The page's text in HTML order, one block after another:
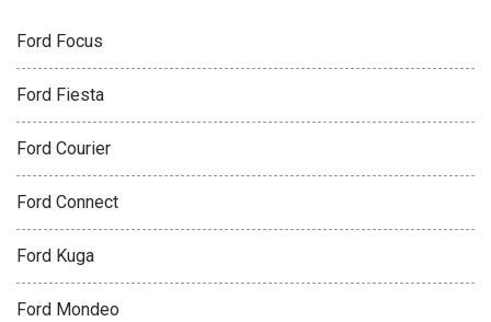
Ford Focus
Ford Fiesta
Ford Courier
Ford Connect
Ford Kuga
Ford Mondeo